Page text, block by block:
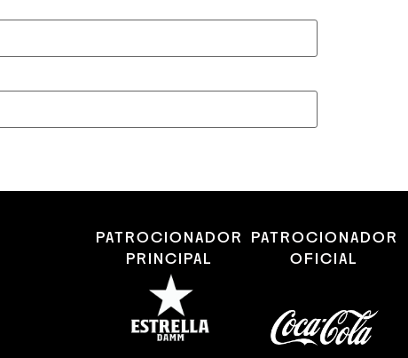
PATROCIONADOR
PRINCIPAL
PATROCIONADOR
OFICIAL